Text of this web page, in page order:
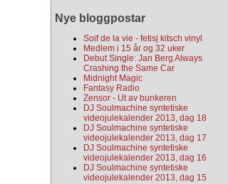
Nye bloggpostar
Soif de la vie - fetisj kitsch vinyl
Medlem i 15 år og 32 uker
Debut Single: Jan Berg Always
Crashing the Same Car
Midnight Magic
Fantasy Radio
Zensor - Ut av bunkeren
DJ Soulmachine syntetiske
videojulekalender 2013, dag 18
DJ Soulmachine syntetiske
videojulekalender 2013, dag 17
DJ Soulmachine syntetiske
videojulekalender 2013, dag 16
DJ Soulmachine syntetiske
videojulekalender 2013, dag 15